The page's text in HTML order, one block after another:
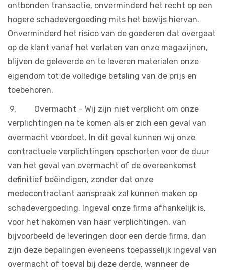
ontbonden transactie, onverminderd het recht op een
hogere schadevergoeding mits het bewijs hiervan.
Onverminderd het risico van de goederen dat overgaat
op de klant vanaf het verlaten van onze magazijnen,
blijven de geleverde en te leveren materialen onze
eigendom tot de volledige betaling van de prijs en
toebehoren.
9. Overmacht – Wij zijn niet verplicht om onze
verplichtingen na te komen als er zich een geval van
overmacht voordoet. In dit geval kunnen wij onze
contractuele verplichtingen opschorten voor de duur
van het geval van overmacht of de overeenkomst
definitief beëindigen, zonder dat onze
medecontractant aanspraak zal kunnen maken op
schadevergoeding. Ingeval onze firma afhankelijk is,
voor het nakomen van haar verplichtingen, van
bijvoorbeeld de leveringen door een derde firma, dan
zijn deze bepalingen eveneens toepasselijk ingeval van
overmacht of toeval bij deze derde, wanneer de